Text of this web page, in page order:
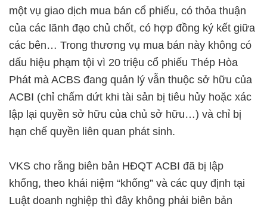
một vụ giao dịch mua bán cổ phiếu, có thỏa thuận
của các lãnh đạo chủ chốt, có hợp đồng ký kết giữa
các bên… Trong thương vụ mua bán này không có
dấu hiệu phạm tội vì 20 triệu cổ phiếu Thép Hòa
Phát mà ACBS đang quản lý vẫn thuộc sở hữu của
ACBI (chỉ chấm dứt khi tài sản bị tiêu hủy hoặc xác
lập lại quyền sở hữu của chủ sở hữu…) và chỉ bị
hạn chế quyền liên quan phát sinh.
VKS cho rằng biên bản HĐQT ACBI đã bị lập
khống, theo khái niệm “khống” và các quy định tại
Luật doanh nghiệp thì đây không phải biên bản